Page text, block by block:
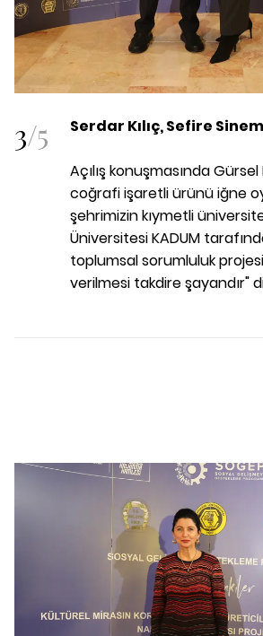
3/5 Serdar Kılıç, Sefire Sinem
Açılış konuşmasında Gürsel
coğrafi işaretli ürünü iğne
şehrimizin kıymetli
Üniversitesi KADUM
toplumsal sorumluluk
verilmesi takdire şayandır"